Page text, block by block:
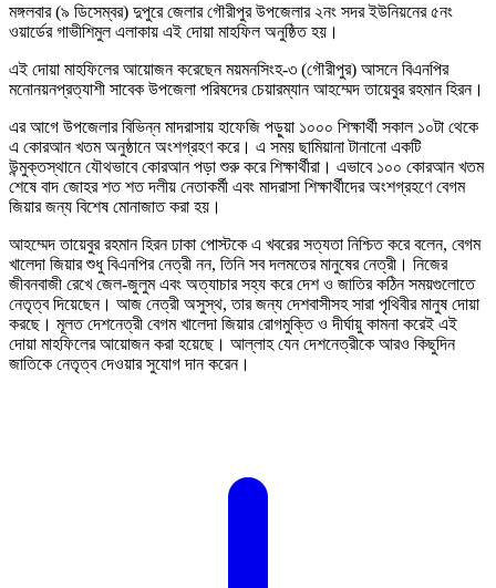
মঙ্গলবার (৯ ডিসেম্বর) দুপুরে জেলার গৌরীপুর উপজেলার ২নং সদর ইউনিয়নের ৫নং
ওয়ার্ডের গাভীশিমুল এলাকায় এই দোয়া মাহফিল অনুষ্ঠিত হয়।
এই দোয়া মাহফিলের আয়োজন করেছেন ময়মনসিংহ-৩ (গৌরীপুর) আসনে বিএনপির
মনোনয়নপ্রত্যাশী সাবেক উপজেলা পরিষদের চেয়ারম্যান আহম্মেদ তায়েবুর রহমান হিরন।
এর আগে উপজেলার বিভিন্ন মাদরাসায় হাফেজি পড়ুয়া ১০০০ শিক্ষার্থী সকাল ১০টা থেকে
এ কোরআন খতম অনুষ্ঠানে অংশগ্রহণ করে। এ সময় ছামিয়ানা টানানো একটি
উন্মুক্তস্থানে যৌথভাবে কোরআন পড়া শুরু করে শিক্ষার্থীরা। এভাবে ১০০ কোরআন খতম
শেষে বাদ জোহর শত শত দলীয় নেতাকর্মী এবং মাদরাসা শিক্ষার্থীদের অংশগ্রহণে বেগম
জিয়ার জন্য বিশেষ মোনাজাত করা হয়।
আহম্মেদ তায়েবুর রহমান হিরন ঢাকা পোস্টকে এ খবরের সত্যতা নিশ্চিত করে বলেন, বেগম
খালেদা জিয়ার শুধু বিএনপির নেত্রী নন, তিনি সব দলমতের মানুষের নেত্রী। নিজের
জীবনবাজী রেখে জেল-জুলুম এবং অত্যাচার সহ্য করে দেশ ও জাতির কঠিন সময়গুলোতে
নেতৃত্ব দিয়েছেন। আজ নেত্রী অসুস্থ, তার জন্য দেশবাসীসহ সারা পৃথিবীর মানুষ দোয়া
করছে। মূলত দেশনেত্রী বেগম খালেদা জিয়ার রোগমুক্তি ও দীর্ঘায়ু কামনা করেই এই
দোয়া মাহফিলের আয়োজন করা হয়েছে। আল্লাহ যেন দেশনেত্রীকে আরও কিছুদিন
জাতিকে নেতৃত্ব দেওয়ার সুযোগ দান করেন।